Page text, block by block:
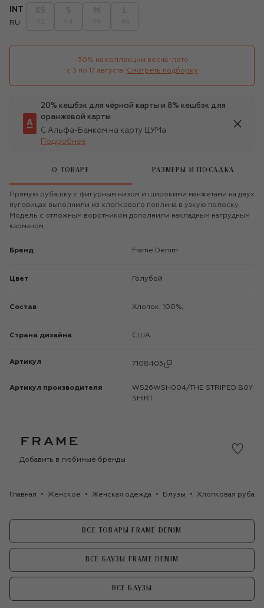
INT
RU
-30% на коллекции весна-лето
с 3 по 17 августа! Смотреть подборку
20% кешбэк для чёрной карты и 8% кешбэк для
оранжевой карты
С Альфа-Банком на карту ЦУМа
Подробнее
О ТОВАРЕ РАЗМЕРЫ И ПОСАДКА
Прямую рубашку с фигурным низом и широкими манжетами на двух
пуговицах выполнили из хлопкового поплина в узкую полоску.
Модель с отложным воротником дополнили накладным нагрудным
карманом.
Бренд Frame Denim
Цвет Голубой
Состав Хлопок: 100%;
Страна дизайна США
Артикул 7108403
Артикул производителя
WS26WSH004/THE STRIPED B0Y
SHIRT
Добавить в любимые бренды
Главная Женское Женская одежда Блузы Хлопковая
ВСЕ ТОВАРЫ FRAME DENIM
ВСЕ БЛУЗЫ FRAME DENIM
ВСЕ БЛУЗЫ